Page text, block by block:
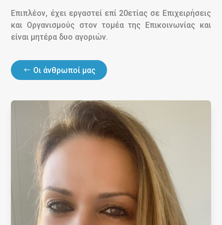
Επιπλέον, έχει εργαστεί επί 20ετίας σε Επιχειρήσεις
και Οργανισμούς στον τομέα της Επικοινωνίας και
είναι μητέρα δυο αγοριών.
Οι άνθρωποί μας